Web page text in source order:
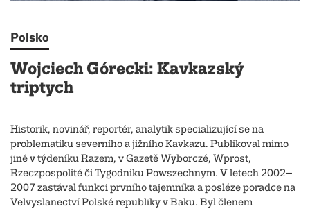
Polsko
Wojciech Górecki: Kavkazský
triptych
Historik, novinář, reportér, analytik specializující se na
problematiku severního a jižního Kavkazu. Publikoval mimo
jiné v týdeníku Razem, v Gazetě Wyborczé, Wprost,
Rzeczpospolité či Tygodniku Powszechnym. V letech 2002–
2007 zastával funkci prvního tajemníka a posléze poradce na
Velvyslanectví Polské republiky v Baku. Byl členem